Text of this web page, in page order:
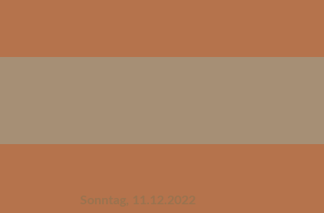
Sonntag, 11.12.2022